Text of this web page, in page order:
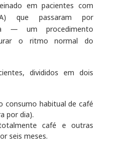
em pacientes com
que passaram por
— um procedimento
o ritmo normal do
divididos em dois
consumo habitual de café
por dia).
café e outras
seis meses.